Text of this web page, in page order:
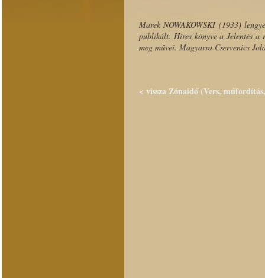
Marek NOWAKOWSKI (1933)
publikált. Híres könyve a Jelentés
meg művei. Magyarra Cservenics
< vissza Zónaidő (Vers, műfordítás,